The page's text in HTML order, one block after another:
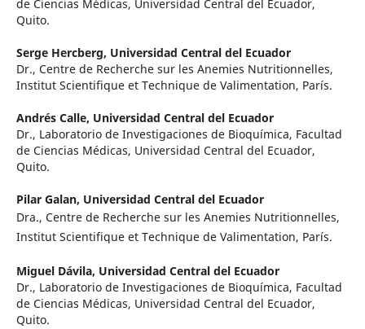
de Ciencias Médicas, Universidad Central del Ecuador,
Quito.
Serge Hercberg, Universidad Central del Ecuador
Dr., Centre de Recherche sur les Anemies Nutritionnelles,
Institut Scientifique et Technique de Valimentation, París.
Andrés Calle, Universidad Central del Ecuador
Dr., Laboratorio de Investigaciones de Bioquímica, Facultad
de Ciencias Médicas, Universidad Central del Ecuador,
Quito.
Pilar Galan, Universidad Central del Ecuador
Dra., Centre de Recherche sur les Anemies Nutritionnelles,
Institut Scientifique et Technique de Valimentation, París.
Miguel Dávila, Universidad Central del Ecuador
Dr., Laboratorio de Investigaciones de Bioquímica, Facultad
de Ciencias Médicas, Universidad Central del Ecuador,
Quito.